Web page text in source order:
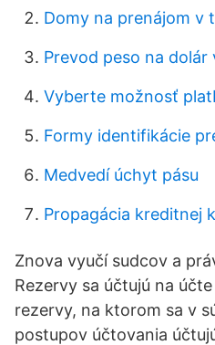
Domy na prenájom v
Prevod peso na dolár
Vyberte možnosť
Formy identifikácie
Medvedí úchyt pásu
Propagácia kreditnej
Znova vyučí sudcov a
Rezervy sa účtujú na
rezervy, na ktorom sa v
postupov účtovania